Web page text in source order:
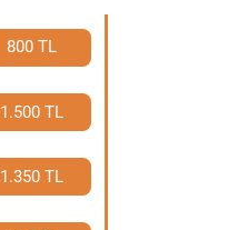
800 TL
1.500 TL
1.350 TL